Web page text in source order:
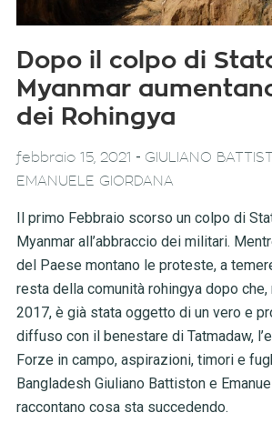
Dopo il colpo di
Myanmar
dei Rohingya
febbraio 15, 2021 - GIULIANO
EMANUELE GIORDANA
Il primo Febbraio scorso un colpo di
Myanmar all’abbraccio dei militari.
del Paese montano le proteste, a
resta della comunità rohingya dopo
2017, è già stata oggetto di un vero e
diffuso con il benestare di Tatmadaw,
Forze in campo, aspirazioni, timori e
Bangladesh Giuliano Battiston e
raccontano cosa sta succedendo.